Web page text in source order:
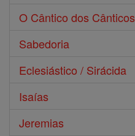
O Cântico dos Cânticos
Sabedoria
Eclesiástico / Sirácida
Isaías
Jeremias